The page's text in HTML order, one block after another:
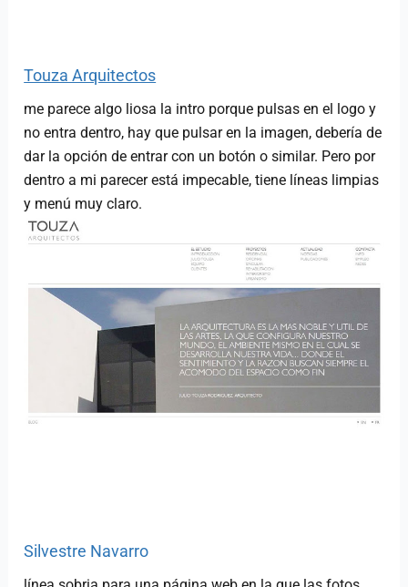
Touza Arquitectos
me parece algo liosa la intro porque pulsas en el logo y
no entra dentro, hay que pulsar en la imagen, debería de
dar la opción de entrar con un botón o similar. Pero por
dentro a mi parecer está impecable, tiene líneas limpias
y menú muy claro.
Silvestre Navarro